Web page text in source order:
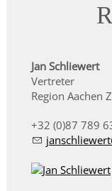
Jan Schliewert
Vertreter
Region Aachen
+32 (0)87 789
j nschl w rt